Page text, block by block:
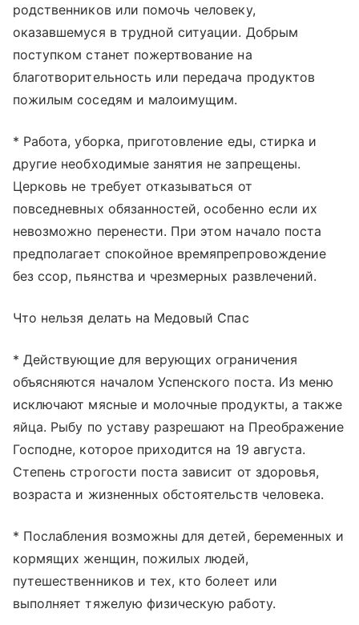
родственников или помочь человеку,
оказавшемуся в трудной ситуации. Добрым
поступком станет пожертвование на
благотворительность или передача продуктов
пожилым соседям и малоимущим.
* Работа, уборка, приготовление еды, стирка и
другие необходимые занятия не запрещены.
Церковь не требует отказываться от
повседневных обязанностей, особенно если их
невозможно перенести. При этом начало поста
предполагает спокойное времяпрепровождение
без ссор, пьянства и чрезмерных развлечений.
Что нельзя делать на Медовый Спас
* Действующие для верующих ограничения
объясняются началом Успенского поста. Из меню
исключают мясные и молочные продукты, а также
яйца. Рыбу по уставу разрешают на Преображение
Господне, которое приходится на 19 августа.
Степень строгости поста зависит от здоровья,
возраста и жизненных обстоятельств человека.
* Послабления возможны для детей, беременных и
кормящих женщин, пожилых людей,
путешественников и тех, кто болеет или
выполняет тяжелую физическую работу.